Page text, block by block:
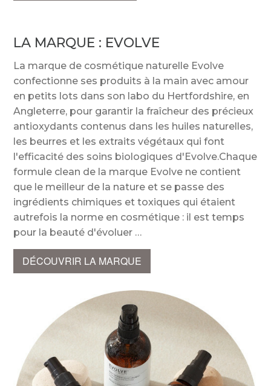
LA MARQUE : EVOLVE
La marque de cosmétique naturelle Evolve
confectionne ses produits à la main avec amour
en petits lots dans son labo du Hertfordshire, en
Angleterre, pour garantir la fraîcheur des précieux
antioxydants contenus dans les huiles naturelles,
les beurres et les extraits végétaux qui font
l'efficacité des soins biologiques d'Evolve.Chaque
formule clean de la marque Evolve ne contient
que le meilleur de la nature et se passe des
ingrédients chimiques et toxiques qui étaient
autrefois la norme en cosmétique : il est temps
pour la beauté d'évoluer
DÉCOUVRIR LA MARQUE